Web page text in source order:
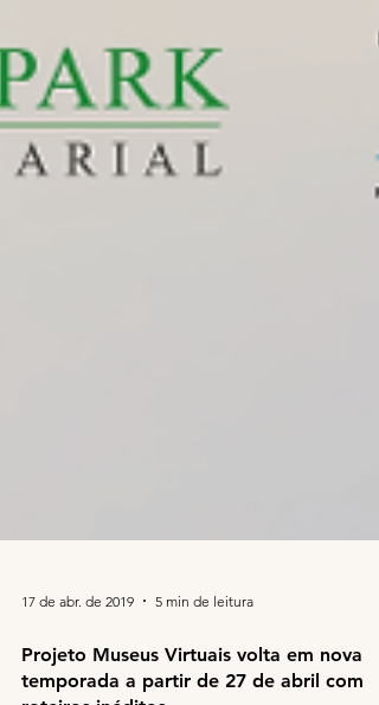
17 de abr. de 2019 5 min de leitura